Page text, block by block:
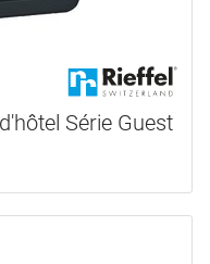
Série Guest